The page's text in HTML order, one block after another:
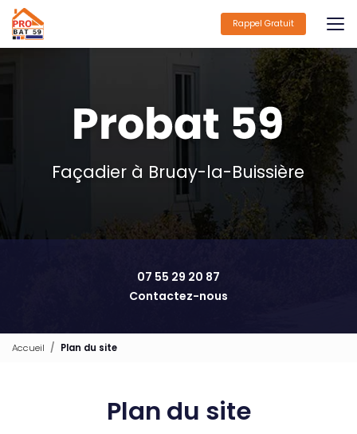
Aller
au
contenu
principal
Rappel Gratuit
Façadier à Bruay-la-Buissière
07 55 29 20 87
Contactez-nous
Accueil Plan du site
Plan du site